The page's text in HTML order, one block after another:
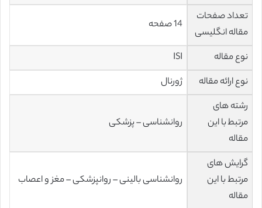
تعداد صفحات
مقاله انگلیسی
14 صفحه
نوع مقاله
ISI
نوع ارائه مقاله
ژورنال
رشته های
مرتبط با این
مقاله
روانشناسی – پزشکی
گرایش های
مرتبط با این
مقاله
روانشناسی بالینی – روانپزشکی – مغز و اعصاب